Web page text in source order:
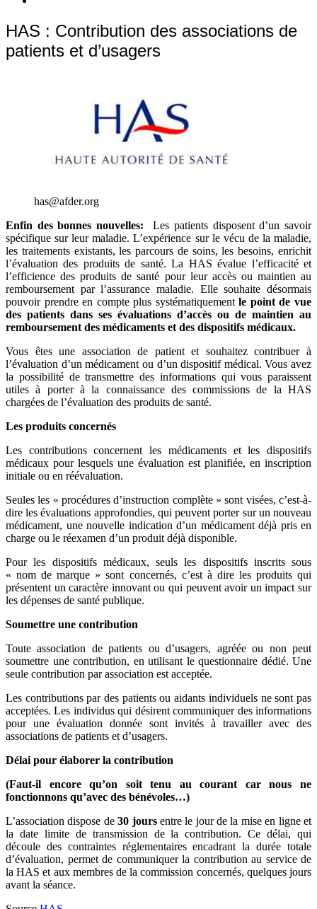
HAS : Contribution des associations de
patients et d’usagers
has@afder.org
Enfin des bonnes nouvelles: Les patients disposent d’un savoir
spécifique sur leur maladie. L’expérience sur le vécu de la maladie,
les traitements existants, les parcours de soins, les besoins, enrichit
l’évaluation des produits de santé. La HAS évalue l’efficacité et
l’efficience des produits de santé pour leur accès ou maintien au
remboursement par l’assurance maladie. Elle souhaite désormais
pouvoir prendre en compte plus systématiquementle point de vue
des patients dans ses évaluations d’accès ou de maintien au
remboursement des médicaments et des dispositifs médicaux.
Vous êtes une association de patient et souhaitez contribuer à
l’évaluation d’un médicament ou d’un dispositif médical. Vous avez
la possibilité de transmettre des informations qui vous paraissent
utiles à porter à la connaissance des commissions de la HAS
chargées de l’évaluation des produits de santé.
Les produits concernés
Les contributions concernent les médicaments et les dispositifs
médicaux pour lesquels une évaluation est planifiée, en inscription
initiale ou en réévaluation.
Seules les « procédures d’instruction complète » sont visées, c’est-à-
dire les évaluations approfondies, qui peuvent porter sur un nouveau
médicament, une nouvelle indication d’un médicament déjà pris en
charge ou le réexamen d’un produit déjà disponible.
Pour les dispositifs médicaux, seuls les dispositifs inscrits sous
« nom de marque » sont concernés, c’est à dire les produits qui
présentent un caractère innovant ou qui peuvent avoir un impact sur
les dépenses de santé publique.
Soumettre une contribution
Toute association de patients ou d’usagers, agréée ou non peut
soumettre une contribution, en utilisant le questionnaire dédié. Une
seule contribution par association est acceptée.
Les contributions par des patients ou aidants individuels ne sont pas
acceptées. Les individus qui désirent communiquer des informations
pour une évaluation donnée sont invités à travailler avec des
associations de patients et d’usagers.
Délai pour élaborer la contribution
(Faut-il encore qu’on soit tenu au courant car nous ne
fonctionnons qu’avec des bénévoles…)
L’association dispose de30 joursentre le jour de la mise en ligne et
la date limite de transmission de la contribution. Ce délai, qui
découle des contraintes réglementaires encadrant la durée totale
d’évaluation, permet de communiquer la contribution au service de
la HAS et aux membres de la commission concernés, quelques jours
avant la séance.